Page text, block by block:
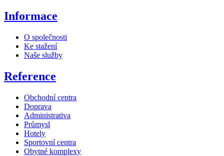
Informace
O společnosti
Ke stažení
Naše služby
Reference
Obchodní centra
Doprava
Administrativa
Průmysl
Hotely
Sportovní centra
Obytné komplexy